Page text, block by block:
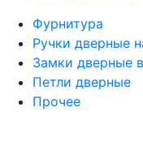
Фурнитура
Ручки дверные
Замки дверные
Петли дверные
Прочее